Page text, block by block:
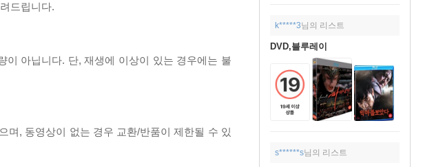
k*****3님의 리스트
DVD,블루레이
s******s님의 리스트
드립니다.
아닙니다. 단, 재생에 이상이 있는 경우에는 불
며, 동영상이 없는 경우 교환/반품이 제한될 수 있